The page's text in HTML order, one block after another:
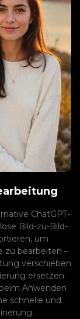
ChatGPT-
Bild-zu-Bild-
um
zu bearbeiten –
verschieben
ersetzen.
Anwenden
schnelle und